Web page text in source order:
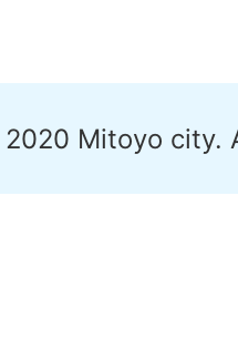
Mitoyo city.